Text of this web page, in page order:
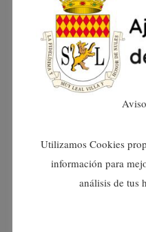
agosto 2024
julio 2024
junio 2024
abril 2024
Utilizamos Cookies
información para
análisis de tus